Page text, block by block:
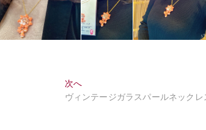
次へ
の
ヴィンテージガラスパールネックレ